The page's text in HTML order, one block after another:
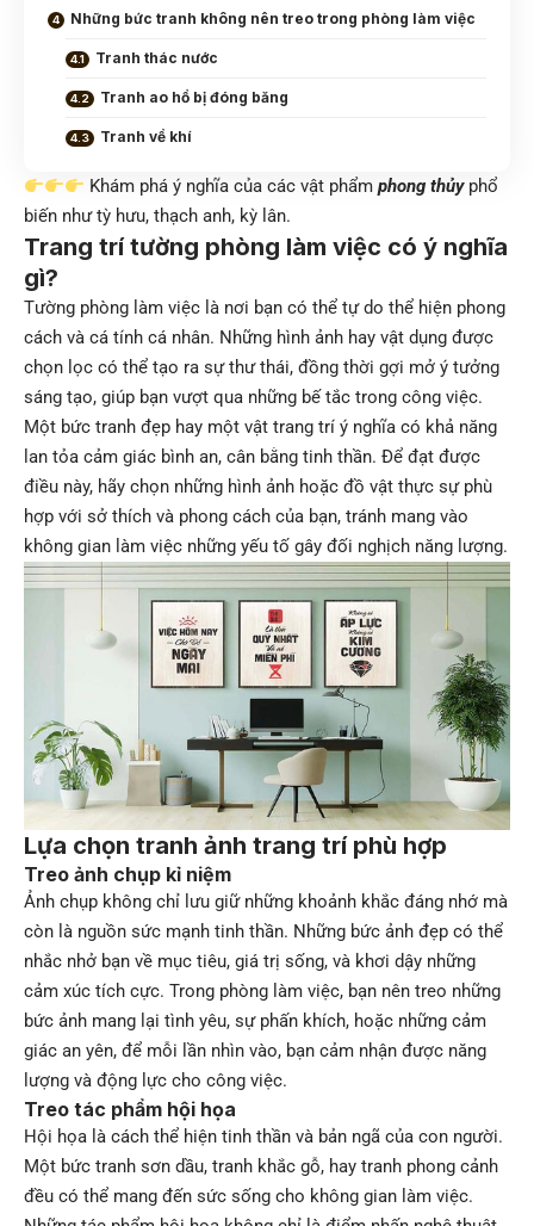
Những bức tranh không nên treo trong phòng làm việc
Tranh thác nước
Tranh ao hồ bị đóng băng
Tranh về khí
Khám phá ý nghĩa của các vật phẩmphong thủyphổ
biến như tỳ hưu, thạch anh, kỳ lân.
Trang trí tường phòng làm việc có ý nghĩa
gì?
Tường phòng làm việc là nơi bạn có thể tự do thể hiện phong
cách và cá tính cá nhân. Những hình ảnh hay vật dụng được
chọn lọc có thể tạo ra sự thư thái, đồng thời gợi mở ý tưởng
sáng tạo, giúp bạn vượt qua những bế tắc trong công việc.
Một bức tranh đẹp hay một vật trang trí ý nghĩa có khả năng
lan tỏa cảm giác bình an, cân bằng tinh thần. Để đạt được
điều này, hãy chọn những hình ảnh hoặc đồ vật thực sự phù
hợp với sở thích và phong cách của bạn, tránh mang vào
không gian làm việc những yếu tố gây đối nghịch năng lượng.
Lựa chọn tranh ảnh trang trí phù hợp
Treo ảnh chụp kỉ niệm
Ảnh chụp không chỉ lưu giữ những khoảnh khắc đáng nhớ mà
còn là nguồn sức mạnh tinh thần. Những bức ảnh đẹp có thể
nhắc nhở bạn về mục tiêu, giá trị sống, và khơi dậy những
cảm xúc tích cực. Trong phòng làm việc, bạn nên treo những
bức ảnh mang lại tình yêu, sự phấn khích, hoặc những cảm
giác an yên, để mỗi lần nhìn vào, bạn cảm nhận được năng
lượng và động lực cho công việc.
Treo tác phẩm hội họa
Hội họa là cách thể hiện tinh thần và bản ngã của con người.
Một bức tranh sơn dầu, tranh khắc gỗ, hay tranh phong cảnh
đều có thể mang đến sức sống cho không gian làm việc.